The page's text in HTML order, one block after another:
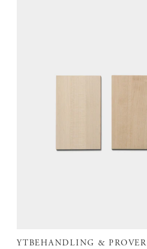
YTBEHANDLING & PROVER